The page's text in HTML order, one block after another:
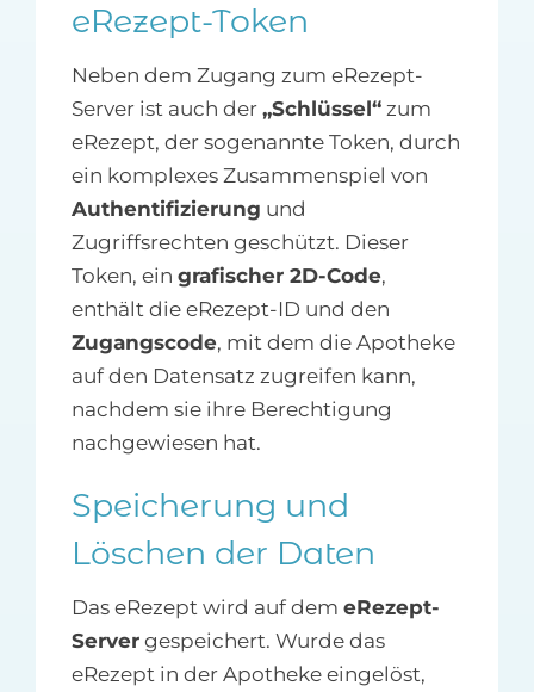
eRezept-Token
Neben dem Zugang zum eRezept-
Server ist auch der „Schlüssel“zum
eRezept, der sogenannte Token, durch
ein komplexes Zusammenspiel von
Authentifizierung und
Zugriffsrechten geschützt. Dieser
Token, ein grafischer 2D-Code,
enthält die eRezept-ID und den
Zugangscode, mit dem die Apotheke
auf den Datensatz zugreifen kann,
nachdem sie ihre Berechtigung
nachgewiesen hat.
Speicherung und
Löschen der Daten
Das eRezept wird auf dem eRezept-
Servergespeichert. Wurde das
eRezept in der Apotheke eingelöst,